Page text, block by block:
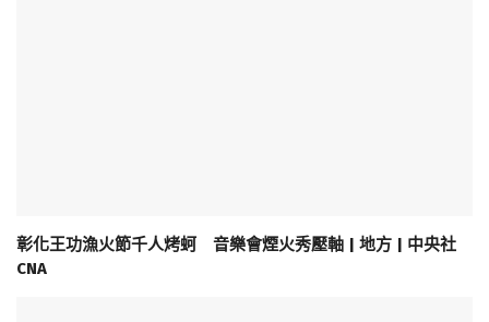
彰化王功漁火節千人烤蚵 音樂會煙火秀壓軸 | 地方 | 中央社
CNA